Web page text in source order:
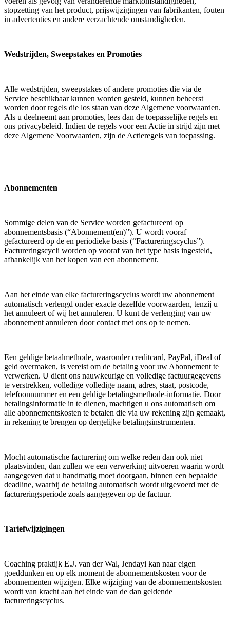
stopzetting van het product, prijswijzigingen van fabrikanten, fouten
in advertenties en andere verzachtende omstandigheden.
Wedstrijden, Sweepstakes en Promoties
Alle wedstrijden, sweepstakes of andere promoties die via de
Service beschikbaar kunnen worden gesteld, kunnen beheerst
worden door regels die los staan ​​van deze Algemene voorwaarden.
Als u deelneemt aan promoties, lees dan de toepasselijke regels en
ons privacybeleid. Indien de regels voor een Actie in strijd zijn met
deze Algemene Voorwaarden, zijn de Actieregels van toepassing.
Abonnementen
Sommige delen van de Service worden gefactureerd op
abonnementsbasis (“Abonnement(en)”). U wordt vooraf
gefactureerd op de en periodieke basis (“Factureringscyclus”).
Factureringscycli worden op vooraf van het type basis ingesteld,
afhankelijk van het kopen van een abonnement.
Aan het einde van elke factureringscyclus wordt uw abonnement
automatisch verlengd onder exacte dezelfde voorwaarden, tenzij u
het annuleert of wij het annuleren. U kunt de verlenging van uw
abonnement annuleren door contact met ons op te nemen.
Een geldige betaalmethode, waaronder creditcard, PayPal, iDeal of
geld overmaken, is vereist om de betaling voor uw Abonnement te
verwerken. U dient ons nauwkeurige en volledige factuurgegevens
te verstrekken, volledige volledige naam, adres, staat, postcode,
telefoonnummer en een geldige betalingsmethode-informatie. Door
betalingsinformatie in te dienen, machtigen u ons automatisch om
alle abonnementskosten te betalen die via uw rekening zijn gemaakt,
in rekening te brengen op dergelijke betalingsinstrumenten.
Mocht automatische facturering om welke reden dan ook niet
plaatsvinden, dan zullen we een verwerking uitvoeren waarin wordt
aangegeven dat u handmatig moet doorgaan, binnen een bepaalde
deadline, waarbij de betaling automatisch wordt uitgevoerd met de
factureringsperiode zoals aangegeven op de factuur.
Tariefwijzigingen
Coaching praktijk E.J. van der Wal, Jendayi kan naar eigen
goeddunken en op elk moment de abonnementskosten voor de
abonnementen wijzigen. Elke wijziging van de abonnementskosten
wordt van kracht aan het einde van de dan geldende
factureringscyclus.